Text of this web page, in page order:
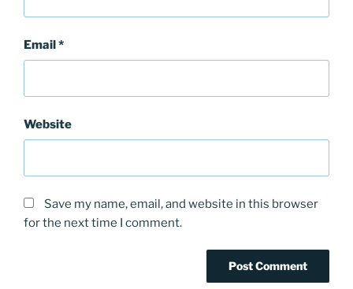
Email*
Website
Save my name, email, and website in this browser
for the next time I comment.